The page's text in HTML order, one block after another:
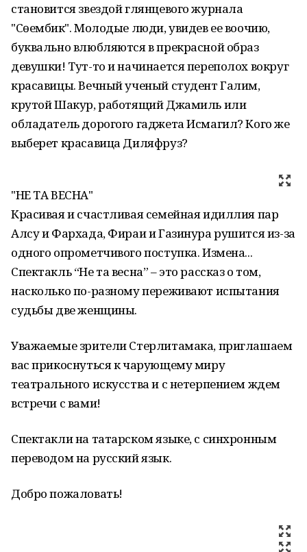
становится звездой глянцевого журнала
"Сөембикә". Молодые люди, увидев ее воочию,
буквально влюбляются в прекрасной образ
девушки! Тут-то и начинается переполох вокруг
красавицы. Вечный ученый студент Галим,
крутой Шакур, работящий Джамиль или
обладатель дорогого гаджета Исмагил? Кого же
выберет красавица Диляфруз?
"НЕ ТА ВЕСНА"
Красивая и счастливая семейная идиллия пар
Алсу и Фархада, Фираи и Газинура рушится из-за
одного опрометчивого поступка. Измена...
Спектакль “Не та весна” – это рассказ о том,
насколько по-разному переживают испытания
судьбы две женщины.
Уважаемые зрители Стерлитамака, приглашаем
вас прикоснуться к чарующему миру
театрального искусства и с нетерпением ждем
встречи с вами!
Спектакли на татарском языке, с синхронным
переводом на русский язык.
Добро пожаловать!